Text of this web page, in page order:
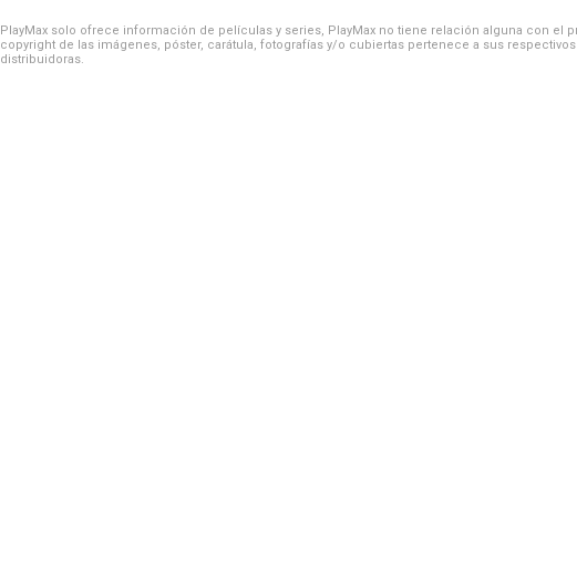
PlayMax solo ofrece información de películas y series, PlayMax no tiene relación alguna con el
copyright de las imágenes, póster, carátula, fotografías y/o cubiertas pertenece a sus
distribuidoras.